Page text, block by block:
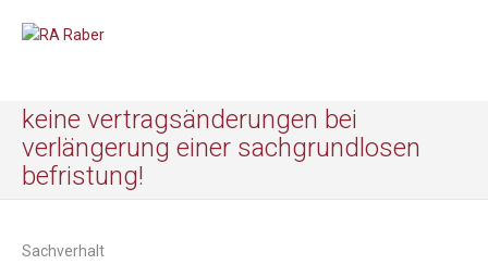
keine vertragsänderungen bei
verlängerung einer sachgrundlosen
befristung!
Sachverhalt